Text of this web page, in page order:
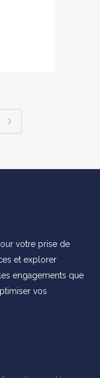
votre prise de
et explorer
engagements que
vos